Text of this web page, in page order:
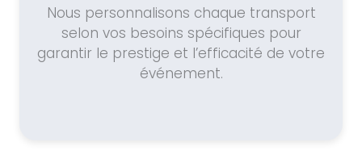
Nous personnalisons chaque transport
selon vos besoins spécifiques pour
garantir le prestige et l’efficacité de votre
événement.